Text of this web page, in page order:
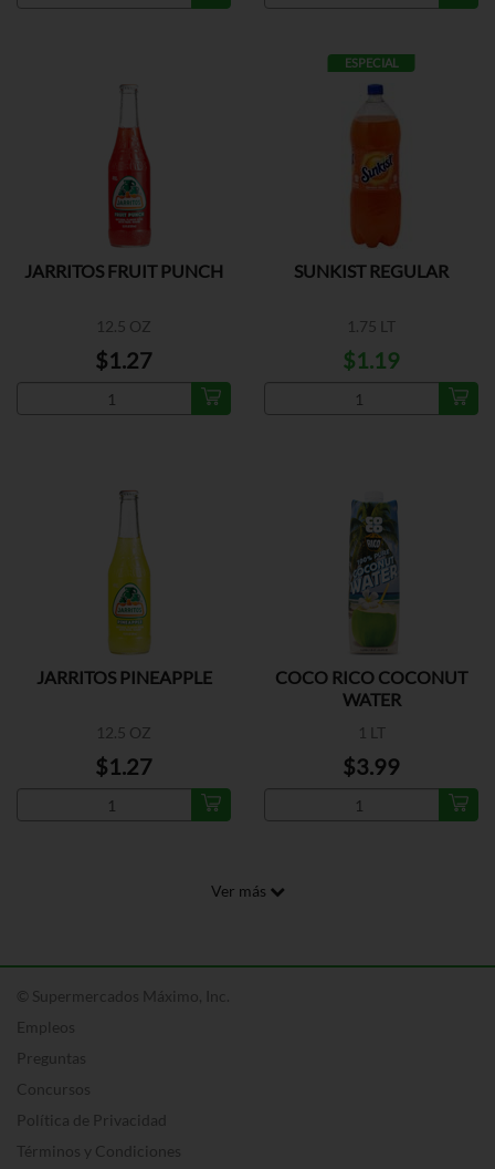
JARRITOS FRUIT PUNCH
12.5 OZ
$1.27
ESPECIAL
SUNKIST REGULAR
1.75 LT
$1.19
JARRITOS PINEAPPLE
12.5 OZ
$1.27
COCO RICO COCONUT
WATER
1 LT
$3.99
Ver más
© Supermercados Máximo, Inc.
Empleos
Preguntas
Concursos
Política de Privacidad
Términos y Condiciones